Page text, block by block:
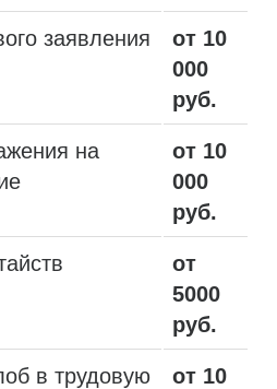
заявления
от 10
000
руб.
на
от 10
000
руб.
от
5000
руб.
в трудовую
от 10